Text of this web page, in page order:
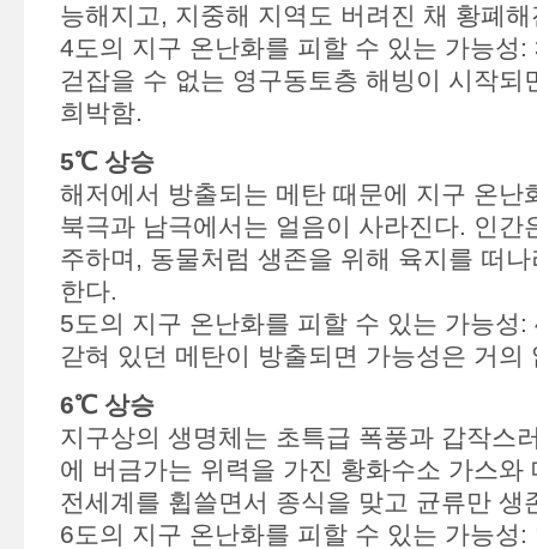
능해지고, 지중해 지역도 버려진 채 황폐해
4도의 지구 온난화를 피할 수 있는 가능성:
걷잡을 수 없는 영구동토층 해빙이 시작되
희박함.
5℃ 상승
해저에서 방출되는 메탄 때문에 지구 온난
북극과 남극에서는 얼음이 사라진다. 인간
주하며, 동물처럼 생존을 위해 육지를 떠
한다.
5도의 지구 온난화를 피할 수 있는 가능성
갇혀 있던 메탄이 방출되면 가능성은 거의
6℃ 상승
지구상의 생명체는 초특급 폭풍과 갑작스
에 버금가는 위력을 가진 황화수소 가스와
전세계를 휩쓸면서 종식을 맞고 균류만 생
6도의 지구 온난화를 피할 수 있는 가능성: